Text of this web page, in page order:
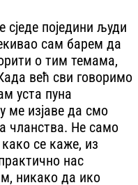
поједини људи
сам барем да
о тим темама,
већ сви говоримо
уста пуна
ме изјаве да смо
чланства. Не само
се каже, из
нас
никако да ико